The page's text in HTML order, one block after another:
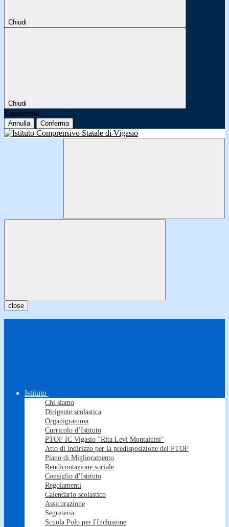
Chiudi
Chiudi
Conferma
Annulla Conferma
close
Istituto
Chi siamo
Dirigente scolastica
Organigramma
Curricolo d’Istituto
PTOF IC Vigasio "Rita Levi Montalcini"
Atto di indirizzo per la predisposizione del PTOF
Piano di Miglioramento
Rendicontazione sociale
Consiglio d’Istituto
Regolamenti
Calendario scolastico
Assicurazione
Segreteria
Scuola Polo per l'Inclusione